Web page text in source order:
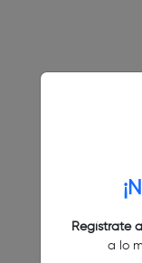
Regístrate
a lo